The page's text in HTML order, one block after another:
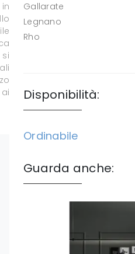
Gallarate
Legnano
Rho
Disponibilità:
Ordinabile
Guarda anche: